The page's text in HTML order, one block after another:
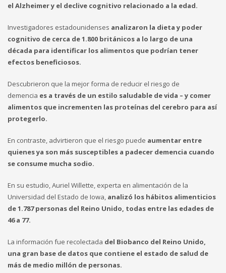
el Alzheimer y el declive cognitivo relacionado a la edad.
Investigadores estadounidenses analizaron la dieta y poder
cognitivo de cerca de 1.800 británicos a lo largo de una
década para identificar los alimentos que podrían tener
efectos beneficiosos.
Descubrieron que la mejor forma de reducir el riesgo de
demencia es a través de un estilo saludable de vida – y comer
alimentos que incrementen las proteínas del cerebro para así
protegerlo.
En contraste, advirtieron que el riesgo puede aumentar entre
quienes ya son más susceptibles a padecer demencia cuando
se consume mucha sodio.
En su estudio, Auriel Willette, experta en alimentación de la
Universidad del Estado de Iowa, analizó los hábitos alimenticios
de 1.787 personas del Reino Unido, todas entre las edades de
46 a 77.
La información fue recolectada del Biobanco del Reino Unido,
una gran base de datos que contiene el estado de salud de
más de medio millón de personas.